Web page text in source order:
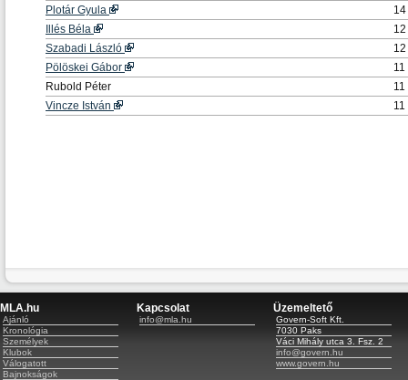
Plotár Gyula
14
Illés Béla
12
Szabadi László
12
Pölöskei Gábor
11
Rubold Péter
11
Vincze István
11
MLA.hu
Ajánló
Kronológia
Személyek
Klubok
Válogatott
Bajnokságok
Kapcsolat
info@mla.hu
Üzemeltető
Govern-Soft Kft.
7030 Paks
Váci Mihály utca 3. Fsz. 2
info@govern.hu
www.govern.hu